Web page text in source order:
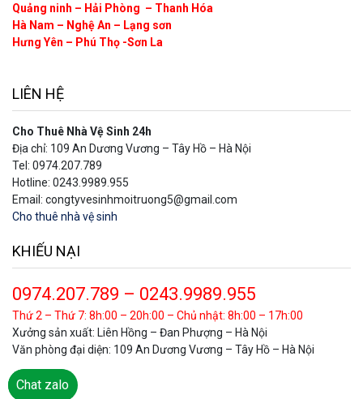
Quảng ninh – Hải Phòng – Thanh Hóa
Hà Nam – Nghệ An – Lạng sơn
Hưng Yên – Phú Thọ -Sơn La
LIÊN HỆ
Cho Thuê Nhà Vệ Sinh 24h
Địa chỉ: 109 An Dương Vương – Tây Hồ – Hà Nội
Tel: 0974.207.789
Hotline: 0243.9989.955
Email: congtyvesinhmoitruong5@gmail.com
Cho thuê nhà vệ sinh
KHIẾU NẠI
0974.207.789 – 0243.9989.955
Thứ 2 – Thứ 7: 8h:00 – 20h:00 – Chủ nhật: 8h:00 – 17h:00
Xưởng sản xuất: Liên Hồng – Đan Phượng – Hà Nội
Văn phòng đại diện: 109 An Dương Vương – Tây Hồ – Hà Nội
Chat Zalo
Chat zalo